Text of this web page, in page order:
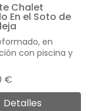
Chalet
En el Soto de
en
con piscina y
€
Detalles